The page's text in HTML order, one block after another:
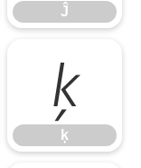
Ĵ
ķ
ķ